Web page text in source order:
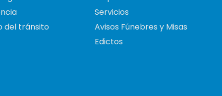
del tránsito
Servicios
Avisos Fúnebres y Misas
Edictos